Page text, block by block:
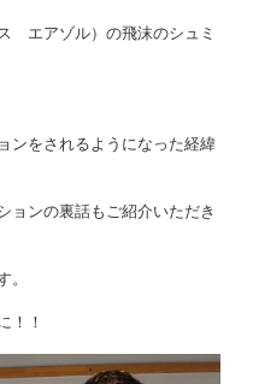
エアゾル）の飛沫のシュミ
ンをされるようになった経緯
ョンの裏話もご紹介いただき
。
！！